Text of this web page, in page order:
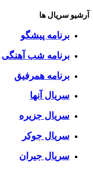
آرشیو سریال ها
برنامه پیشگو
برنامه شب آهنگی
برنامه همرفیق
سریال آنها
سریال جزیره
سریال جوکر
سریال جیران